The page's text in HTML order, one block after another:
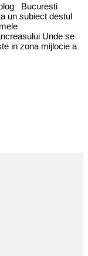
Bucuresti
un subiect destul
Unde se
in zona mijlocie a